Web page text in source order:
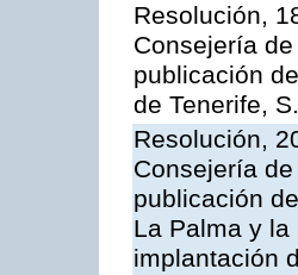
Resolución,
Consejería
publicación
de Tenerife,
Resolución,
Consejería
publicación
La Palma y
implantación